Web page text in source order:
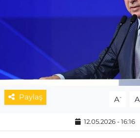
Paylaş A- A
12.05.2026 - 16:16